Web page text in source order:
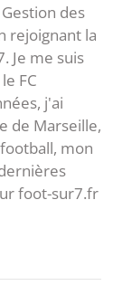
des
rejoignant la
Je me suis
FC
j'ai
de Marseille,
mon
foot-sur7.fr